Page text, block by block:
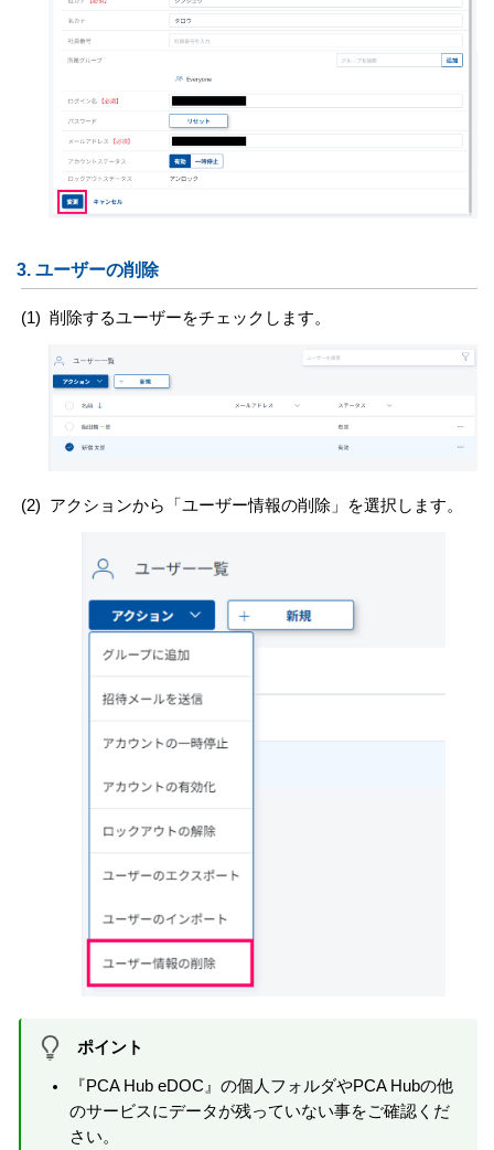
3. ユーザーの削除
(1)削除するユーザーをチェックします。
(2) アクションから「ユーザー情報の削除」を選択します。
ポイント
『PCA Hub eDOC』の個人フォルダやPCA Hubの他
のサービスにデータが残っていない事をご確認くだ
さい。